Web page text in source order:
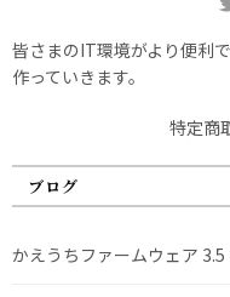
皆さまのIT環境がより便利
作っていきます。
特定商
ブログ
かえうちファームウェア